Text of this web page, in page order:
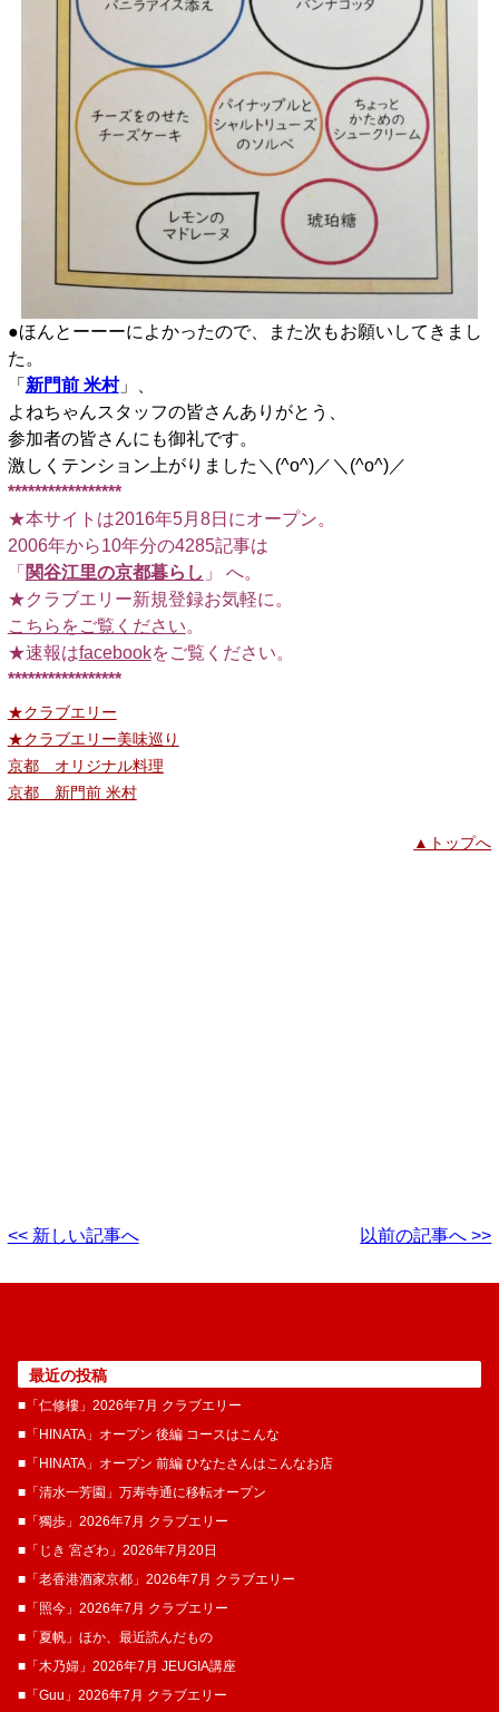
●ほんとーーーによかったので、また次もお願いしてきまし
た。
「 新門前 米村」、
よねちゃんスタッフの皆さんありがとう、
参加者の皆さんにも御礼です。
激しくテンション上がりました＼(^o^)／＼(^o^)／
*****************
★本サイトは2016年5月8日にオープン。
2006年から10年分の4285記事は
「 関谷江里の京都暮らし 」 へ。
★クラブエリー新規登録お気軽に。
こちらをご覧ください。
★速報はfacebookをご覧ください。
*****************
★クラブエリー
★クラブエリー美味巡り
京都 オリジナル料理
京都 新門前 米村
▲トップへ
<< 新しい記事へ 以前の記事へ >>
最近の投稿
■「仁修樓」2026年7月 クラブエリー
■「HINATA」オープン 後編 コースはこんな
■「HINATA」オープン 前編 ひなたさんはこんなお店
■「清水一芳園」万寿寺通に移転オープン
■「獨歩」2026年7月 クラブエリー
■「じき 宮ざわ」2026年7月20日
■「老香港酒家京都」2026年7月 クラブエリー
■「照今」2026年7月 クラブエリー
■「夏帆」ほか、最近読んだもの
■「木乃婦」2026年7月 JEUGIA講座
■「Guu」2026年7月 クラブエリー